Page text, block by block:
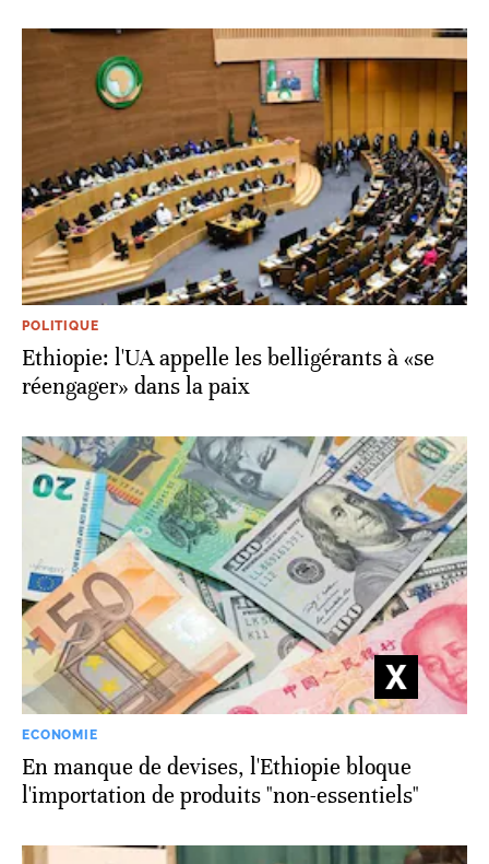
POLITIQUE
Ethiopie: l'UA appelle les belligérants à «se
réengager» dans la paix
ECONOMIE
En manque de devises, l'Ethiopie bloque
l'importation de produits "non-essentiels"